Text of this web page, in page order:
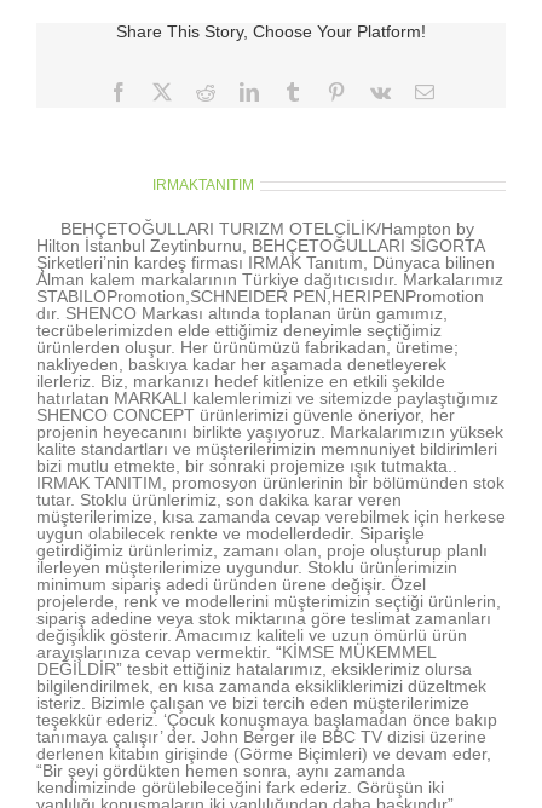
Share This Story, Choose Your Platform!
Facebook RedditLinkedInTumblr Pinterest
Vk
E-
IRMAKTANITIM
BEHÇETOĞULLARI TURIZM OTELCİLİK/Hampton by
Hilton İstanbul Zeytinburnu, BEHÇETOĞULLARI SİGORTA
Şirketleri’nin kardeş firması IRMAK Tanıtım, Dünyaca bilinen
Alman kalem markalarının Türkiye dağıtıcısıdır. Markalarımız
STABILOPromotion,SCHNEIDER PEN,HERIPENPromotion
dır. SHENCO Markası altında toplanan ürün gamımız,
tecrübelerimizden elde ettiğimiz deneyimle seçtiğimiz
ürünlerden oluşur. Her ürünümüzü fabrikadan, üretime;
nakliyeden, baskıya kadar her aşamada denetleyerek
ilerleriz. Biz, markanızı hedef kitlenize en etkili şekilde
hatırlatan MARKALI kalemlerimizi ve sitemizde paylaştığımız
SHENCO CONCEPT ürünlerimizi güvenle öneriyor, her
projenin heyecanını birlikte yaşıyoruz. Markalarımızın yüksek
kalite standartları ve müşterilerimizin memnuniyet bildirimleri
bizi mutlu etmekte, bir sonraki projemize ışık tutmakta..
IRMAK TANITIM, promosyon ürünlerinin bir bölümünden stok
tutar. Stoklu ürünlerimiz, son dakika karar veren
müşterilerimize, kısa zamanda cevap verebilmek için herkese
uygun olabilecek renkte ve modellerdedir. Siparişle
getirdiğimiz ürünlerimiz, zamanı olan, proje oluşturup planlı
ilerleyen müşterilerimize uygundur. Stoklu ürünlerimizin
minimum sipariş adedi üründen ürene değişir. Özel
projelerde, renk ve modellerini müşterimizin seçtiği ürünlerin,
sipariş adedine veya stok miktarına göre teslimat zamanları
değişiklik gösterir. Amacımız kaliteli ve uzun ömürlü ürün
arayışlarınıza cevap vermektir. “KİMSE MÜKEMMEL
DEĞİLDİR” tesbit ettiğiniz hatalarımız, eksiklerimiz olursa
bilgilendirilmek, en kısa zamanda eksikliklerimizi düzeltmek
isteriz. Bizimle çalışan ve bizi tercih eden müşterilerimize
teşekkür ederiz. ‘Çocuk konuşmaya başlamadan önce bakıp
tanımaya çalışır’ der. John Berger ile BBC TV dizisi üzerine
derlenen kitabın girişinde (Görme Biçimleri) ve devam eder,
“Bir şeyi gördükten hemen sonra, aynı zamanda
kendimizinde görülebileceğini fark ederiz. Görüşün iki